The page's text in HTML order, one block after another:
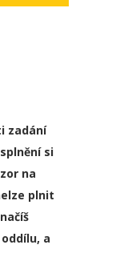
zadání
si
na
plnit
a